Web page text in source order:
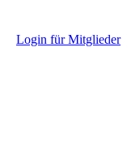
Login für Mitglieder